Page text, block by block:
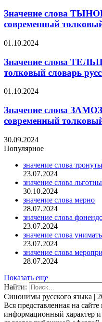
Значение слова
современный
01.10.2024
Значение слова
толковый словарь
01.10.2024
Значение слова
современный
30.09.2024
Популярное
значение слова
23.07.2024
значение слова
30.10.2024
значение слова мерно
28.07.2024
значение слова
23.07.2024
значение слова
23.07.2024
значение слова
28.07.2024
Показать еще
Найти:
Синонимы русского языка |
Вся представленная на
информационный характер